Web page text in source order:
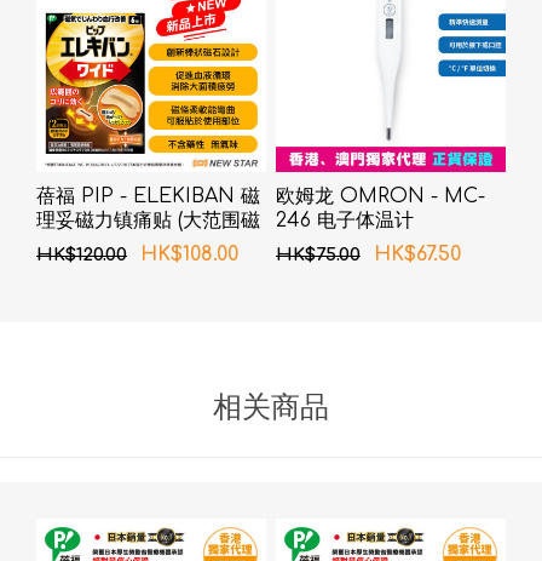
蓓福 PIP - ELEKIBAN 磁
理妥磁力镇痛贴 (大范围磁
力贴) 80MT 6片装
HK$120.00 HK$108.00
欧姆龙 OMRON - MC-
246 电子体温计
HK$75.00 HK$67.50
相关商品